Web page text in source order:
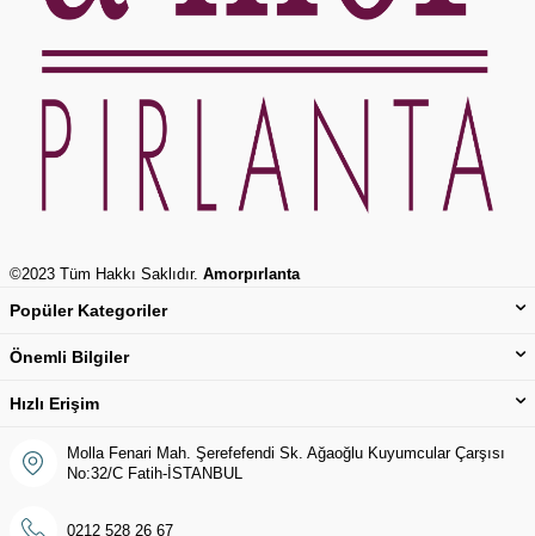
©2023 Tüm Hakkı Saklıdır. Amorpırlanta
Popüler Kategoriler
Önemli Bilgiler
Hızlı Erişim
Molla Fenari Mah. Şerefefendi Sk. Ağaoğlu Kuyumcular Çarşısı
No:32/C Fatih-İSTANBUL
0212 528 26 67